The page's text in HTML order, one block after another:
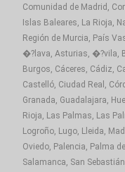
Comunidad de Madrid,
Islas Baleares, La Rioja,
Región de Murcia, País
�?lava, Asturias, �?vila,
Burgos, Cáceres, Cádiz,
Castelló, Ciudad Real,
Granada, Guadalajara,
Rioja, Las Palmas, Las
Logroño, Lugo, Lleida,
Oviedo, Palencia, Palma
Salamanca, San